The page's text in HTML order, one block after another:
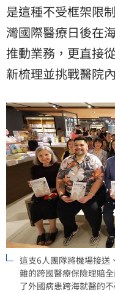
是這種不受框架限
灣國際醫療日後在
推動業務，更直接
新梳理並挑戰醫院
這支6人團隊將機場接送
雜的跨國醫療保險理賠
了外國病患跨海就醫的